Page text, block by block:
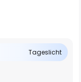
Tageslicht